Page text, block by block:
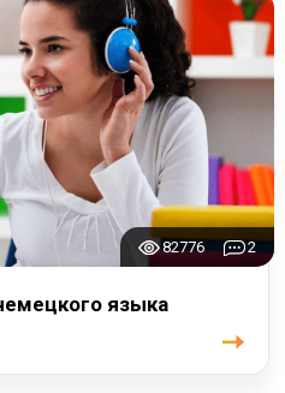
82776 2
языка